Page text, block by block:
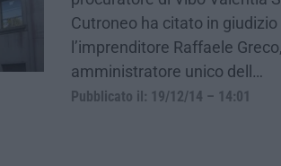
Cutroneo ha citato in giudizio
l’imprenditore Raffaele Greco,
amministratore unico dell…
Pubblicato il: 19/12/14 – 14:01